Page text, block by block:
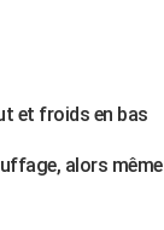
et froids en bas
alors même